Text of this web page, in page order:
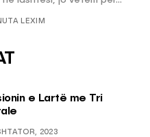
LEXIM
e Lartë me Tri
2023